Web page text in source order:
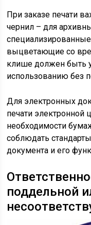
При заказе печати
чернил – для
выцветающие со
клише должен быть
использованию без
Для электронных
печати
необходимости
соблюдать
документа и его
поддельной